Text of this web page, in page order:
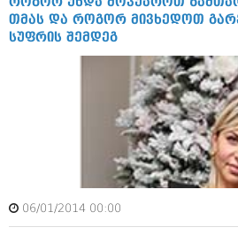
აგვისტო 2016 (258)
ივლისი 2016 (211)
ივნისი 2016 (221)
მაისი 2016 (261)
აპრილი 2016 (215)
მარტი 2016 (200)
თებერვალი 2016 (250)
იანვარი 2016 (206)
დეკემბერი 2015 (207)
ნოემბერი 2015 (264)
ოქტომბერი 2015 (204)
აგვისტო 2015 (286)
თმას და როგორ მივხედოთ
სუფრის შემდეგ
06/01/2014 00:00